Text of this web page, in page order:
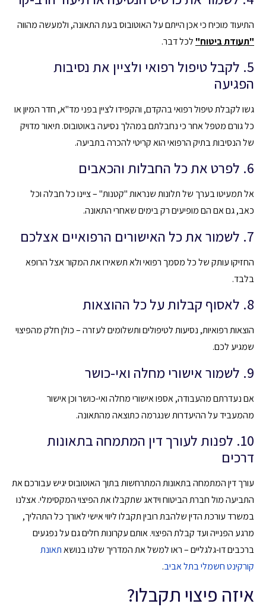
התיעוד מוכיח כי אכן הייתם על האוטובוס בעת התאונה, ולמעשה מהווה
"תעודת ביטוח" לכל דבר.
5. לקבל טיפול רפואי ולציין את נסיבות
הפגיעה
גשו לקבלת טיפול רפואי בהקדם, והקפידו לציין בפני מד"א, חדר המיון או
כל גורם מטפל אחר כי נחבלתם במהלך נסיעה באוטובוס. תיאור מדויק
של הנסיבות בתיק הרפואי הוא קריטי להכרה בתביעה.
6. לפרט את כל החבלות והכאבים
אל תמעיטו בערך של תלונות שנראות "קטנות" – ציינו כל חבלה וכל
כאב, גם אם הם מופיעים רק בימים שאחרי התאונה.
7. לשמור את כל האישורים הרפואיים אצלכם
החזיקו עותק של כל מסמך רפואי ולא תשאירו את המקור אצל הרופא
בלבד.
8. לאסוף קבלות על כל ההוצאות
הוצאות רפואיות, נסיעות לטיפולים ותשלומים לעזרה – כולן חלק מהפיצוי
שמגיע לכם.
9. לשמור אישורי מחלה ואי-כושר
אם נעדרתם מהעבודה, אספו אישורי מחלה ואי-כושר וכן אישור
מהמעביד על ההיעדרות שנגרמה כתוצאה מהתאונה.
10. לפנות לעורך דין המתמחה בתאונות
דרכים
עורך דין המתמחה בתאונות המתרחשות בתוך האוטובוס יגיש עבורכם את
התביעה מול חברת הביטוח וידאג שתקבלו את הפיצוי המקסימלי. אצלנו
במשרד עורכת הדין שלהבת רובין תקבלו ליווי אישי לאורך כל התהליך,
מרגע הפנייה ועד קבלת הפיצוי. אותם עקרונות חלים גם על נפגעים
ברכבים דו-גלגליים – ראו למשל את המדריך שלנו בנושאתאונת
קורקינט חשמלי בתל אביב.
איזה פיצוי תקבלו?